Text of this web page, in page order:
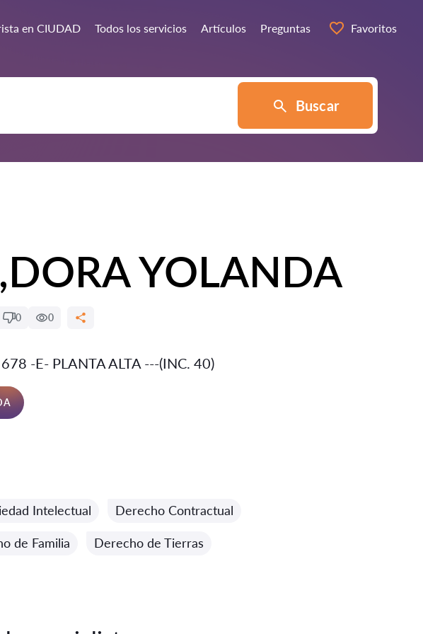
en CIUDAD Todos los servicios Artículos Preguntas Favoritos
Buscar
YOLANDA
0 0
-E- PLANTA ALTA ---(INC. 40)
Intelectual Derecho Contractual
de Familia Derecho de Tierras